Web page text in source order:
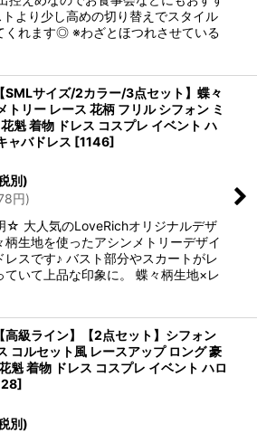
より少し高めの切り替えでスタイル
くれます◎ ※わざとほつれさせている
SMLサイズ/2カラー/3点セット】蝶々
トリー レース 花柄 フリル シフォン ミ
魁 着物 ドレス コスプレ イベント ハ
ャバドレス [1146]
別)
円)
☆ 大人気のLoveRichオリジナルデザ
柄生地を使ったアシンメトリーデザイ
レスです♪ バスト部分やスカートがレ
ていて上品な印象に。 蝶々柄生地×レ
高級ライン】【2点セット】シフォン
コルセット風 レースアップ ロング 豪
魁 着物 ドレス コスプレ イベント ハロ
]
別)